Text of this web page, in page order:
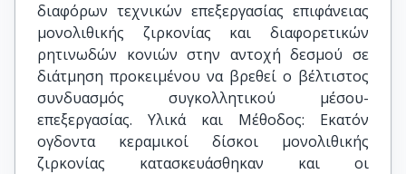
διαφόρων τεχνικών επεξεργασίας επιφάνειας
μονολιθικής ζιρκονίας και διαφορετικών
ρητινωδών κονιών στην αντοχή δεσμού σε
διάτμηση προκειμένου να βρεθεί ο βέλτιστος
συνδυασμός συγκολλητικού μέσου-
επεξεργασίας. Υλικά και Μέθοδος: Εκατόν
ογδοντα κεραμικοί δίσκοι μονολιθικής
ζιρκονίας κατασκευάσθηκαν και οι